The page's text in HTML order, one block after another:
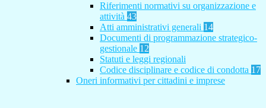
Riferimenti normativi su organizzazione e
attività 43
Atti amministrativi generali 14
Documenti di programmazione strategico-
gestionale 12
Statuti e leggi regionali
Codice disciplinare e codice di condotta 17
Oneri informativi per cittadini e imprese